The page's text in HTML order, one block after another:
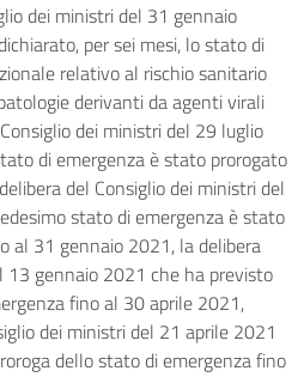
dei ministri del 31 gennaio
per sei mesi, lo stato di
relativo al rischio sanitario
derivanti da agenti virali
dei ministri del 29 luglio
di emergenza è stato prorogato
del Consiglio dei ministri del
stato di emergenza è stato
al 31 gennaio 2021, la delibera
13 gennaio 2021 che ha previsto
fino al 30 aprile 2021,
dei ministri del 21 aprile 2021
dello stato di emergenza fino